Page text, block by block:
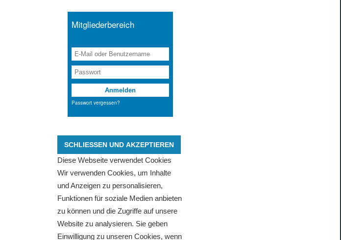
Diese Webseite verwendet Cookies
Wir verwenden Cookies, um Inhalte
und Anzeigen zu personalisieren,
Funktionen für soziale Medien anbieten
zu können und die Zugriffe auf unsere
Website zu analysieren. Sie geben
Einwilligung zu unseren Cookies, wenn